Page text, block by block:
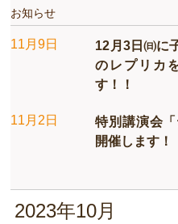
お知らせ
11月9日
12月3日㈰に
のレプリカ
す！！
11月2日
特別講演会
開催します！
2023年10月